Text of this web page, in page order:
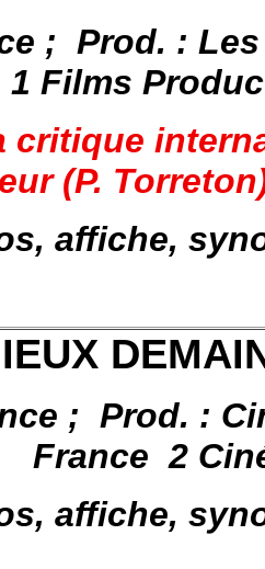
; Prod. :
1 Films
critique
(P.
affiche,
; Prod. :
France 2
affiche,